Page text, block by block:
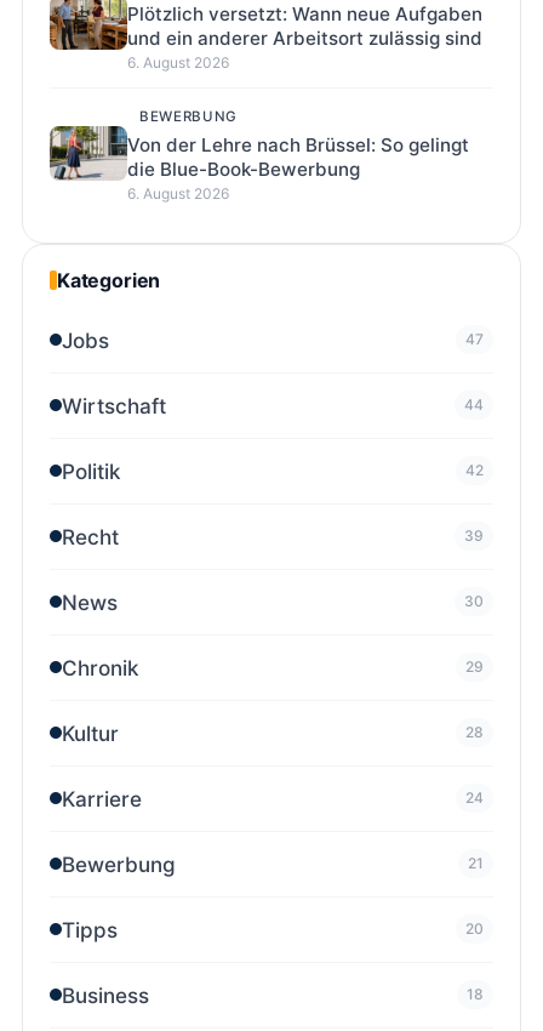
Plötzlich versetzt: Wann neue Aufgaben
und ein anderer Arbeitsort zulässig sind
6. August 2026
BEWERBUNG
Von der Lehre nach Brüssel: So gelingt
die Blue-Book-Bewerbung
6. August 2026
Kategorien
Jobs 47
Wirtschaft 44
Politik 42
Recht 39
News 30
Chronik 29
Kultur 28
Karriere 24
Bewerbung 21
Tipps 20
Business 18